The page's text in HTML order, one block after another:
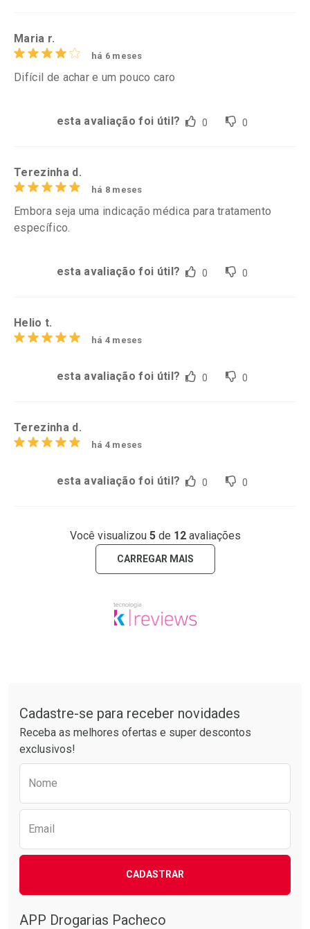
Maria r.
há 6 meses
Difícil de achar e um pouco caro
esta avaliação foi útil? 0 0
Terezinha d.
há 8 meses
Embora seja uma indicação médica para tratamento
específico.
esta avaliação foi útil? 0 0
Helio t.
há 4 meses
esta avaliação foi útil? 0 0
Terezinha d.
há 4 meses
esta avaliação foi útil? 0 0
Você visualizou 5de 12avaliações
CARREGAR MAIS
Cadastre-se para receber novidades
Receba as melhores ofertas e super descontos
exclusivos!
Nome
Email
CADASTRAR
APP Drogarias Pacheco